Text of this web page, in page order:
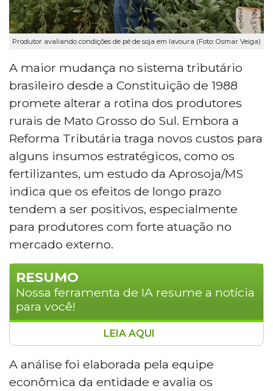
Produtor avaliando condições de pé de soja em lavoura (Foto: Osmar Veiga)
A maior mudança no sistema tributário
brasileiro desde a Constituição de 1988
promete alterar a rotina dos produtores
rurais de Mato Grosso do Sul. Embora a
Reforma Tributária traga novos custos para
alguns insumos estratégicos, como os
fertilizantes, um estudo da Aprosoja/MS
indica que os efeitos de longo prazo
tendem a ser positivos, especialmente
para produtores com forte atuação no
mercado externo.
RESUMO
Nossa ferramenta de IA resume a notícia
para você!
Estudo da Aprosoja/MS indica que a Reforma
Tributária pode reduzir em até 71% a carga
tributária líquida de produtores rurais
LEIA AQUI
A análise foi elaborada pela equipe
econômica da entidade e avalia os